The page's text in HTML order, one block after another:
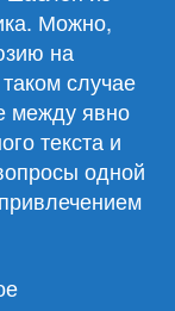
Можно,
на
случае
между явно
текста и
одной